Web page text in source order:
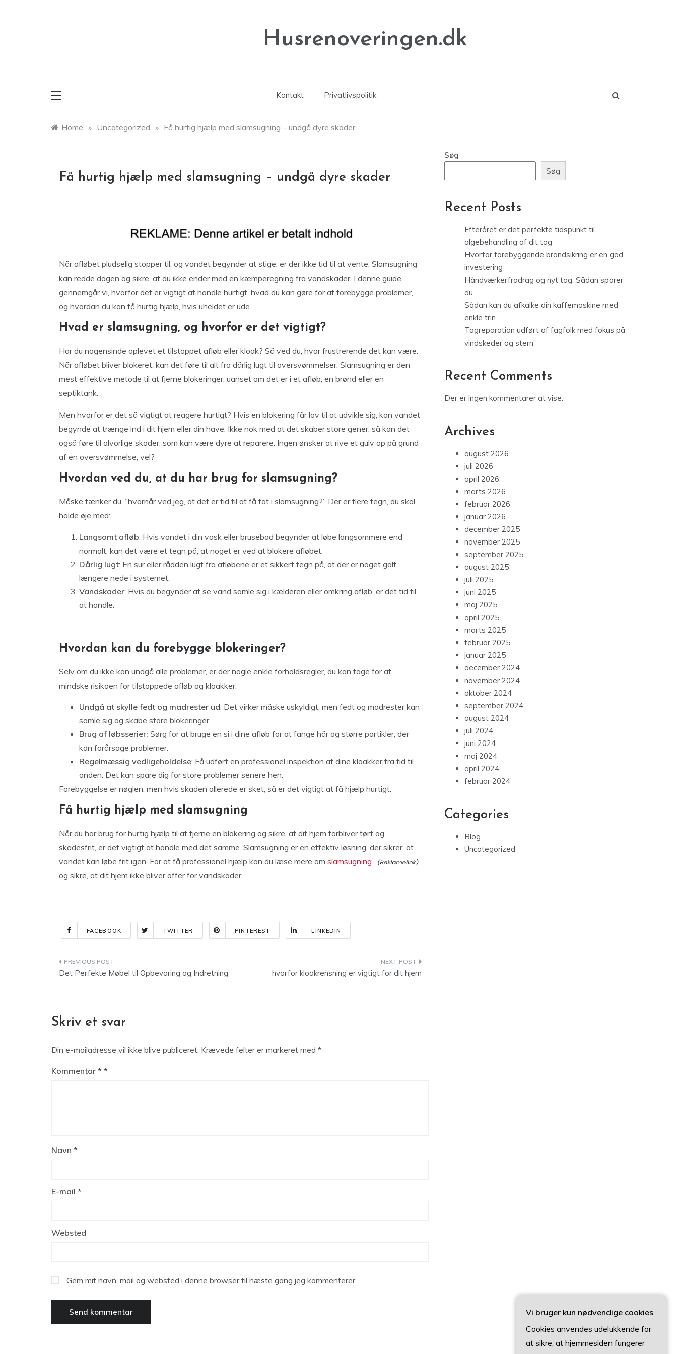
Husrenoveringen.dk
Kontakt Privatlivspolitik
Home » Uncategorized » Få hurtig hjælp med slamsugning – undgå dyre skader
Få hurtig hjælp med slamsugning – undgå dyre skader
Når afløbet pludselig stopper til, og vandet begynder at stige, er der ikke tid til at vente. Slamsugning
kan redde dagen og sikre, at du ikke ender med en kæmperegning fra vandskader. I denne guide
gennemgår vi, hvorfor det er vigtigt at handle hurtigt, hvad du kan gøre for at forebygge problemer,
og hvordan du kan få hurtig hjælp, hvis uheldet er ude.
Hvad er slamsugning, og hvorfor er det vigtigt?
Har du nogensinde oplevet et tilstoppet afløb eller kloak? Så ved du, hvor frustrerende det kan være.
Når afløbet bliver blokeret, kan det føre til alt fra dårlig lugt til oversvømmelser. Slamsugning er den
mest effektive metode til at fjerne blokeringer, uanset om det er i et afløb, en brønd eller en
septiktank.
Men hvorfor er det så vigtigt at reagere hurtigt? Hvis en blokering får lov til at udvikle sig, kan vandet
begynde at trænge ind i dit hjem eller din have. Ikke nok med at det skaber store gener, så kan det
også føre til alvorlige skader, som kan være dyre at reparere. Ingen ønsker at rive et gulv op på grund
af en oversvømmelse, vel?
Hvordan ved du, at du har brug for slamsugning?
Måske tænker du, “hvornår ved jeg, at det er tid til at få fat i slamsugning?” Der er flere tegn, du skal
holde øje med:
Langsomt afløb: Hvis vandet i din vask eller brusebad begynder at løbe langsommere end
normalt, kan det være et tegn på, at noget er ved at blokere afløbet.
Dårlig lugt: En sur eller rådden lugt fra afløbene er et sikkert tegn på, at der er noget galt
længere nede i systemet.
Vandskader: Hvis du begynder at se vand samle sig i kælderen eller omkring afløb, er det tid til
at handle.
Hvordan kan du forebygge blokeringer?
Selv om du ikke kan undgå alle problemer, er der nogle enkle forholdsregler, du kan tage for at
mindske risikoen for tilstoppede afløb og kloakker:
Undgå at skylle fedt og madrester ud: Det virker måske uskyldigt, men fedt og madrester kan
samle sig og skabe store blokeringer.
Brug af løbsserier: Sørg for at bruge en si i dine afløb for at fange hår og større partikler, der
kan forårsage problemer.
Regelmæssig vedligeholdelse: Få udført en professionel inspektion af dine kloakker fra tid til
anden. Det kan spare dig for store problemer senere hen.
Forebyggelse er nøglen, men hvis skaden allerede er sket, så er det vigtigt at få hjælp hurtigt.
Få hurtig hjælp med slamsugning
Når du har brug for hurtig hjælp til at fjerne en blokering og sikre, at dit hjem forbliver tørt og
skadesfrit, er det vigtigt at handle med det samme. Slamsugning er en effektiv løsning, der sikrer, at
vandet kan løbe frit igen. For at få professionel hjælp kan du læse mere om slamsugning
og sikre, at dit hjem ikke bliver offer for vandskader.
FACEBOOK TWITTER PINTEREST LINKEDIN
Indlægsnavigation
Det Perfekte Møbel til Opbevaring og Indretning hvorfor kloakrensning er vigtigt for dit hjem
Skriv et svar
Din e-mailadresse vil ikke blive publiceret. Krævede felter er markeret med *
Kommentar *
Navn *
E-mail *
Websted
Gem mit navn, mail og websted i denne browser til næste gang jeg kommenterer.
Søg
Søg
Recent Posts
Efteråret er det perfekte tidspunkt til
algebehandling af dit tag
Hvorfor forebyggende brandsikring er en god
investering
Håndværkerfradrag og nyt tag: Sådan sparer
du
Sådan kan du afkalke din kaffemaskine med
enkle trin
Tagreparation udført af fagfolk med fokus på
vindskeder og stern
Recent Comments
Der er ingen kommentarer at vise.
Archives
august 2026
juli 2026
april 2026
marts 2026
februar 2026
januar 2026
december 2025
november 2025
september 2025
august 2025
juli 2025
juni 2025
maj 2025
april 2025
marts 2025
februar 2025
januar 2025
december 2024
november 2024
oktober 2024
september 2024
august 2024
juli 2024
juni 2024
maj 2024
april 2024
februar 2024
Categories
Blog
Uncategorized
Vi bruger kun nødvendige cookies
Cookies anvendes udelukkende for
at sikre, at hjemmesiden fungerer